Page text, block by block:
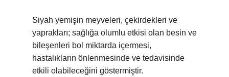
Siyah yemişin meyveleri, çekirdekleri ve
yaprakları; sağlığa olumlu etkisi olan besin ve
bileşenleri bol miktarda içermesi,
hastalıkların önlenmesinde ve tedavisinde
etkili olabileceğini göstermiştir.